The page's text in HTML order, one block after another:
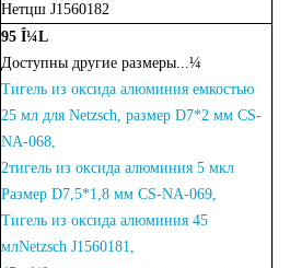
Нетцш J1560182
95 Î¼L
Доступны другие размеры...¼
Тигель из оксида алюминия емкостью
25 мл для Netzsch, размер D7*2 мм CS-
NA-068,
2тигель из оксида алюминия 5 мкл
Размер D7,5*1,8 мм CS-NA-069,
Тигель из оксида алюминия 45
млNetzsch J1560181,